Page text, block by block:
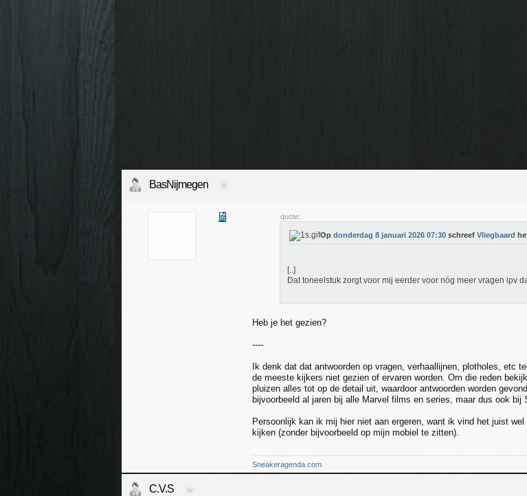
BasNijmegen
quote:
Op donderdag 8 januari 2026 07:30 schreef Vliegbaard
[..]
Dat toneelstuk zorgt voor mij eerder voor nóg meer vragen ipv
Heb je het gezien?
----
Ik denk dat dat antwoorden op vragen, verhaallijnen, plotholes, etc
de meeste kijkers niet gezien of ervaren worden. Om die reden
pluizen alles tot op de detail uit, waardoor antwoorden worden
bijvoorbeeld al jaren bij alle Marvel films en series, maar dus ook bij
Persoonlijk kan ik mij hier niet aan ergeren, want ik vind het juist
kijken (zonder bijvoorbeeld op mijn mobiel te zitten).
Sneakeragenda.com
C.V.S